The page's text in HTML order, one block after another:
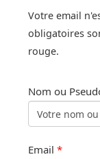
Votre email
obligatoires
rouge.
Nom ou
Email *